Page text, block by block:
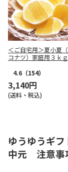
＜ご自宅用＞夏小夏
コナツ）家庭用３ｋｇ
4.6 （154）
3,140円
(送料・税込)
ゆうゆうギ
中元 注意事